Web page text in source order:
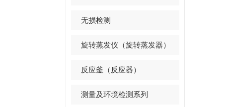
无损检测
旋转蒸发仪（旋转蒸发器）
反应釜（反应器）
测量及环境检测系列